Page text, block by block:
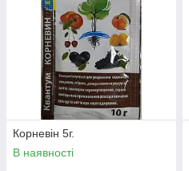
Корневін 5г.
В наявності